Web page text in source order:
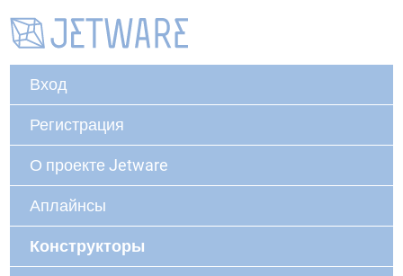
Вход
Регистрация
О проекте Jetware
Аплайнсы
Конструкторы